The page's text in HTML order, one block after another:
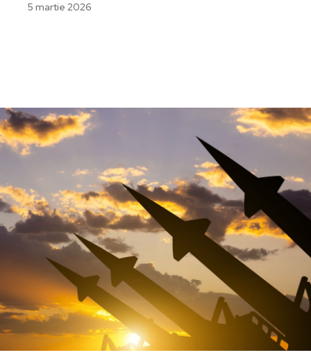
5 martie 2026